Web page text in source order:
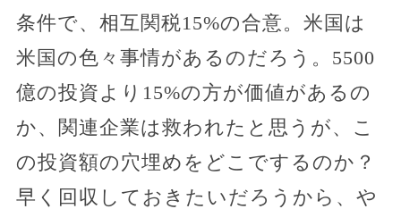
条件で、相互関税15%の合意。米国は
米国の色々事情があるのだろう。5500
億の投資より15%の方が価値があるの
か、関連企業は救われたと思うが、こ
の投資額の穴埋めをどこでするのか？
早く回収しておきたいだろうから、や